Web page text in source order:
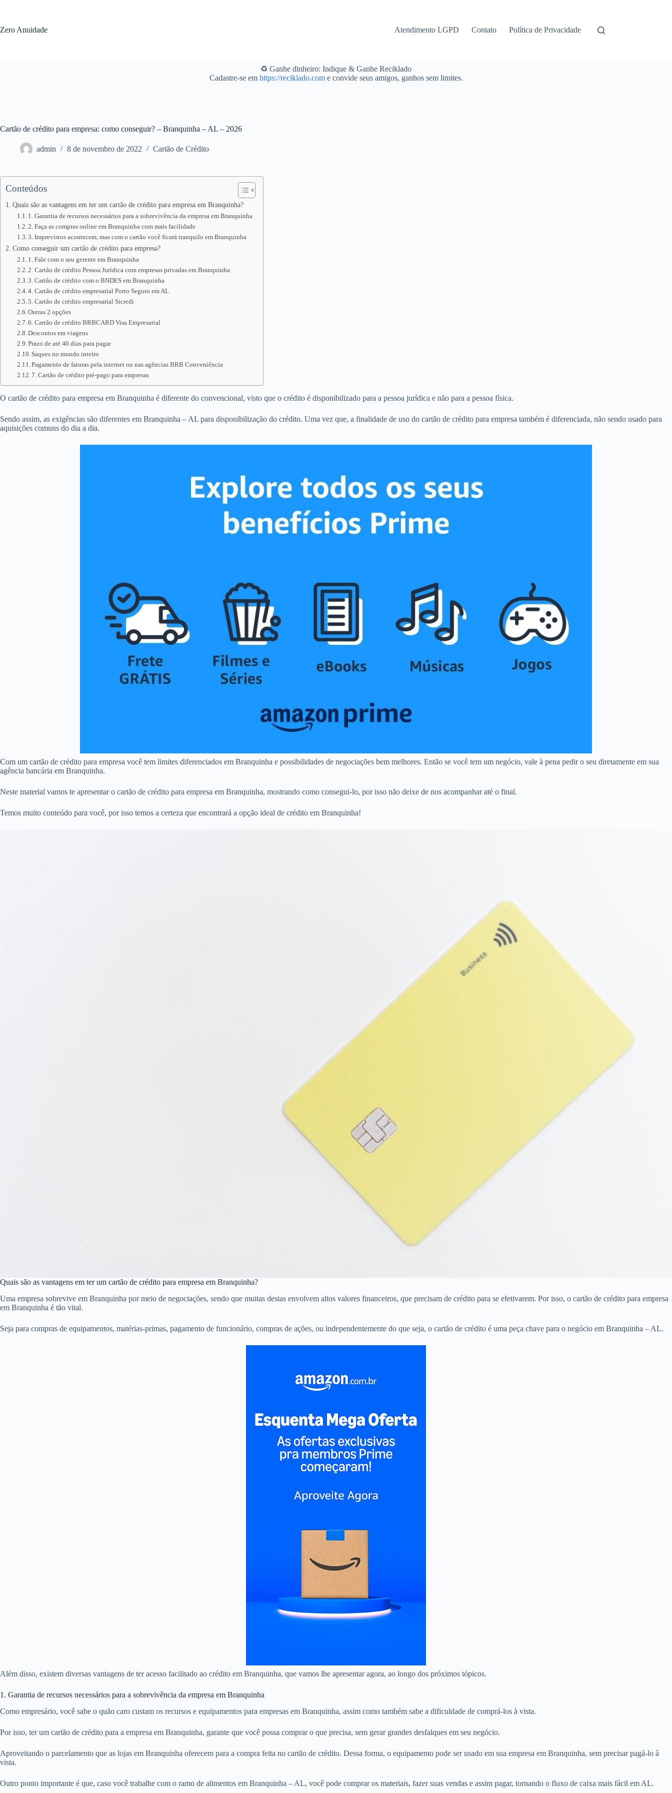
conteúdo
Zero Anuidade Atendimento LGPD Contato Política de Privacidade
♻️ Ganhe dinheiro: Indique & Ganhe Reciklado
Cadastre-se em https://reciklado.come convide seus amigos, ganhos sem limites.
Cartão de crédito para empresa: como conseguir? – Branquinha – AL – 2026
admin 8 de novembro de 2022 Cartão de Crédito
Conteúdos
Quais são as vantagens em ter um cartão de crédito para empresa em Branquinha?
1. Garantia de recursos necessários para a sobrevivência da empresa em Branquinha
2. Faça as compras online em Branquinha com mais facilidade
3. Imprevistos acontecem, mas com o cartão você ficará tranquilo em Branquinha
Como conseguir um cartão de crédito para empresa?
1. Fale com o seu gerente em Branquinha
2. Cartão de crédito Pessoa Jurídica com empresas privadas em Branquinha
3. Cartão de crédito com o BNDES em Branquinha
4. Cartão de crédito empresarial Porto Seguro em AL
5. Cartão de crédito empresarial Sicredi
Outras 2 opções
6. Cartão de crédito BRBCARD Visa Empresarial
Descontos em viagens
Prazo de até 40 dias para pagar
Saques no mundo inteiro
Pagamento de faturas pela internet ou nas agências BRB Conveniência
7. Cartão de crédito pré-pago para empresas
O cartão de crédito para empresa em Branquinha é diferente do convencional, visto que o crédito é disponibilizado para a pessoa jurídica e não para a pessoa física.
Sendo assim, as exigências são diferentes em Branquinha – AL para disponibilização do crédito. Uma vez que, a finalidade de uso do cartão de crédito para empresa também é diferenciada, não sendo usado para
aquisições comuns do dia a dia.
Com um cartão de crédito para empresa você tem limites diferenciados em Branquinha e possibilidades de negociações bem melhores. Então se você tem um negócio, vale à pena pedir o seu diretamente em sua
agência bancária em Branquinha.
Neste material vamos te apresentar o cartão de crédito para empresa em Branquinha, mostrando como consegui-lo, por isso não deixe de nos acompanhar até o final.
Temos muito conteúdo para você, por isso temos a certeza que encontrará a opção ideal de crédito em Branquinha!
Quais são as vantagens em ter um cartão de crédito para empresa em Branquinha?
Uma empresa sobrevive em Branquinha por meio de negociações, sendo que muitas destas envolvem altos valores financeiros, que precisam de crédito para se efetivarem. Por isso, o cartão de crédito para empresa
em Branquinha é tão vital.
Seja para compras de equipamentos, matérias-primas, pagamento de funcionário, compras de ações, ou independentemente do que seja, o cartão de crédito é uma peça chave para o negócio em Branquinha – AL.
Além disso, existem diversas vantagens de ter acesso facilitado ao crédito em Branquinha, que vamos lhe apresentar agora, ao longo dos próximos tópicos.
1. Garantia de recursos necessários para a sobrevivência da empresa em Branquinha
Como empresário, você sabe o quão caro custam os recursos e equipamentos para empresas em Branquinha, assim como também sabe a dificuldade de comprá-los à vista.
Por isso, ter um cartão de crédito para a empresa em Branquinha, garante que você possa comprar o que precisa, sem gerar grandes desfalques em seu negócio.
Aproveitando o parcelamento que as lojas em Branquinha oferecem para a compra feita no cartão de crédito. Dessa forma, o equipamento pode ser usado em sua empresa em Branquinha, sem precisar pagá-lo à
vista.
Outro ponto importante é que, caso você trabalhe com o ramo de alimentos em Branquinha – AL, você pode comprar os materiais, fazer suas vendas e assim pagar, tornando o fluxo de caixa mais fácil em AL.